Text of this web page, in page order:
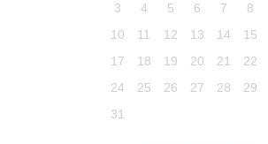
3
4 5 6 7 8
10
11 12 13 14 15
17
18 19 20 21 22
24
25 26 27 28 29
31